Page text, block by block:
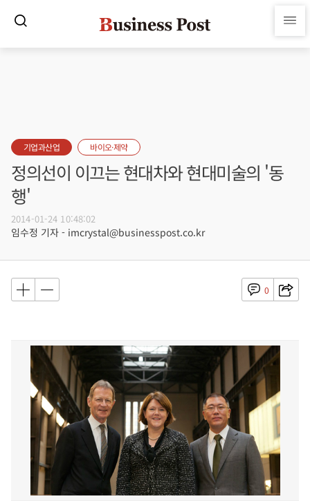
기업과산업 바이오·제약
정의선이 이끄는 현대차와 현대미술의 '동
행'
2014-01-24 10:48:02
임수정 기자 - imcrystal@businesspost.co.kr
0